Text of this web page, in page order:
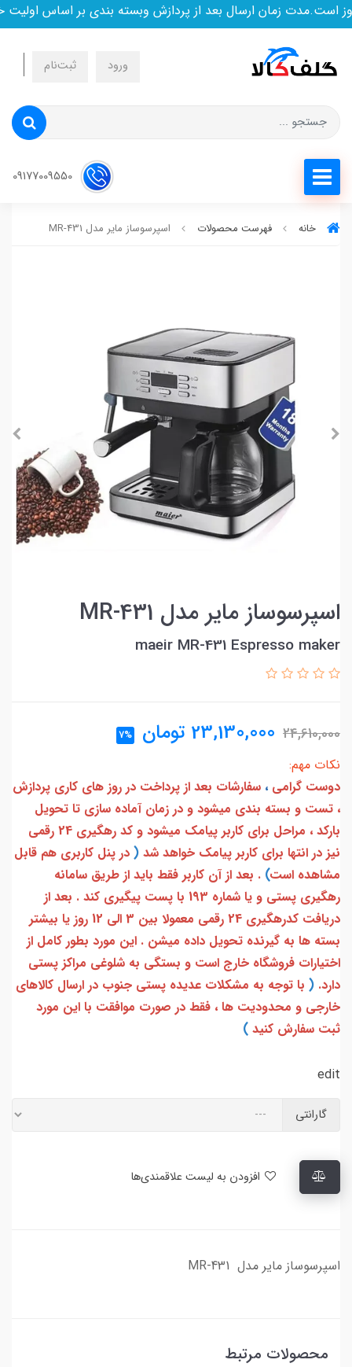
زمان ارسال بعد از پردازش وبسته بندی بر اساس اولیت
ورود ثبت‌نام
خانه فهرست محصولات اسپرسوساز مایر مدل MR-431
اسپرسوساز مایر مدل MR-431
maeir MR-431 Espresso maker
24,610,000
23,130,000 تومان 7%
نکات مهم:
دوست گرامی ، سفارشات بعد از پرداخت در روز های کاری پردازش
، تست و بسته بندی میشود و در زمان آماده سازی تا تحویل
بارکد ، مراحل برای کاربر پیامک میشود و کد رهگیری 24 رقمی
نیز در انتها برای کاربر پیامک خواهد شد ( در پنل کاربری هم قابل
مشاهده است) . بعد از آن کاربر فقط باید از طریق سامانه
رهگیری پستی و یا شماره 193 با پست پیگیری کند . بعد از
دریافت کدرهگیری 24 رقمی معمولا بین 3 الی 12 روز یا بیشتر
بسته ها به گیرنده تحویل داده میشن . این مورد بطور کامل از
اختیارات فروشگاه خارج است و بستگی به شلوغی مراکز پستی
دارد. ( با توجه به مشکلات عدیده پستی جنوب در ارسال کالاهای
خارجی و محدودیت ها ، فقط در صورت موافقت با این مورد
ثبت سفارش کنید )
edit
گارانتی
اسپرسوساز مایر مدل MR-431
محصولات مرتبط